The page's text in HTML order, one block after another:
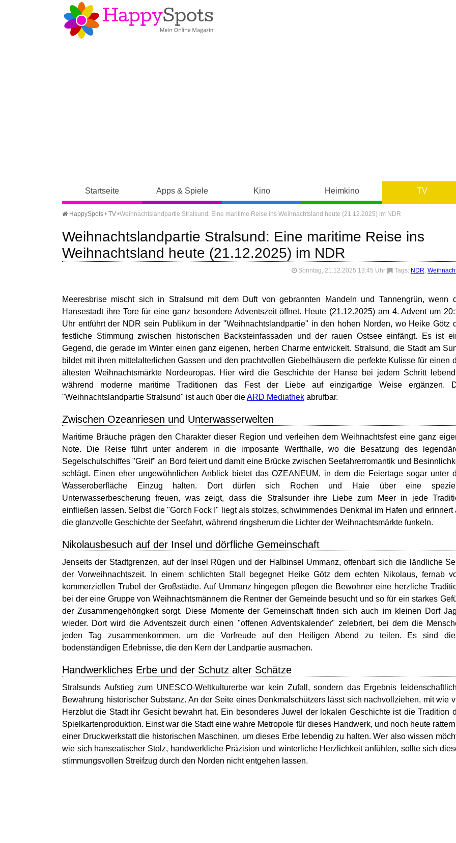
Startseite Apps & Spiele Kino Heimkino TV
HappySpots TV Weihnachtslandpartie Stralsund: Eine maritime Reise ins Weihnachtsland heute (21.12.2025) im NDR
Weihnachtslandpartie Stralsund: Eine maritime Reise ins
Weihnachtsland heute (21.12.2025) im NDR
Sonntag, 21.12.2025 13:45 Uhr Tags: NDR,
Meeresbrise mischt sich in Stralsund mit dem Duft von gebrannten Mandeln und Tannengrün, wenn
Hansestadt ihre Tore für eine ganz besondere Adventszeit öffnet. Heute (21.12.2025) am 4. Advent um
Uhr entführt der NDR sein Publikum in der "Weihnachtslandpartie" in den hohen Norden, wo Heike Götz
festliche Stimmung zwischen historischen Backsteinfassaden und der rauen Ostsee einfängt. Es ist
Gegend, die gerade im Winter einen ganz eigenen, herben Charme entwickelt. Stralsund, die Stadt am
bildet mit ihren mittelalterlichen Gassen und den prachtvollen Giebelhäusern die perfekte Kulisse für einen
ältesten Weihnachtsmärkte Nordeuropas. Hier wird die Geschichte der Hanse bei jedem Schritt
während moderne maritime Traditionen das Fest der Liebe auf einzigartige Weise ergänzen.
"Weihnachtslandpartie Stralsund" ist auch über dieARD Mediathek abrufbar.
Zwischen Ozeanriesen und Unterwasserwelten
Maritime Bräuche prägen den Charakter dieser Region und verleihen dem Weihnachtsfest eine ganz
Note. Die Reise führt unter anderem in die imposante Werfthalle, wo die Besatzung des
Segelschulschiffes "Greif" an Bord feiert und damit eine Brücke zwischen Seefahrerromantik und
schlägt. Einen eher ungewöhnlichen Anblick bietet das OZEANEUM, in dem die Feiertage sogar unter
Wasseroberfläche Einzug halten. Dort dürfen sich Rochen und Haie über eine
Unterwasserbescherung freuen, was zeigt, dass die Stralsunder ihre Liebe zum Meer in jede
einfließen lassen. Selbst die "Gorch Fock I" liegt als stolzes, schwimmendes Denkmal im Hafen und erinnert
die glanzvolle Geschichte der Seefahrt, während ringsherum die Lichter der Weihnachtsmärkte funkeln.
Nikolausbesuch auf der Insel und dörfliche Gemeinschaft
Jenseits der Stadtgrenzen, auf der Insel Rügen und der Halbinsel Ummanz, offenbart sich die ländliche
der Vorweihnachtszeit. In einem schlichten Stall begegnet Heike Götz dem echten Nikolaus, fernab
kommerziellen Trubel der Großstädte. Auf Ummanz hingegen pflegen die Bewohner eine herzliche
bei der eine Gruppe von Weihnachtsmännern die Rentner der Gemeinde besucht und so für ein starkes
der Zusammengehörigkeit sorgt. Diese Momente der Gemeinschaft finden sich auch im kleinen Dorf
wieder. Dort wird die Adventszeit durch einen "offenen Adventskalender" zelebriert, bei dem die
jeden Tag zusammenkommen, um die Vorfreude auf den Heiligen Abend zu teilen. Es sind
bodenständigen Erlebnisse, die den Kern der Landpartie ausmachen.
Handwerkliches Erbe und der Schutz alter Schätze
Stralsunds Aufstieg zum UNESCO-Weltkulturerbe war kein Zufall, sondern das Ergebnis
Bewahrung historischer Substanz. An der Seite eines Denkmalschützers lässt sich nachvollziehen, mit wie
Herzblut die Stadt ihr Gesicht bewahrt hat. Ein besonderes Juwel der lokalen Geschichte ist die Tradition
Spielkartenproduktion. Einst war die Stadt eine wahre Metropole für dieses Handwerk, und noch heute
einer Druckwerkstatt die historischen Maschinen, um dieses Erbe lebendig zu halten. Wer also wissen
wie sich hanseatischer Stolz, handwerkliche Präzision und winterliche Herzlichkeit anfühlen, sollte sich
stimmungsvollen Streifzug durch den Norden nicht entgehen lassen.